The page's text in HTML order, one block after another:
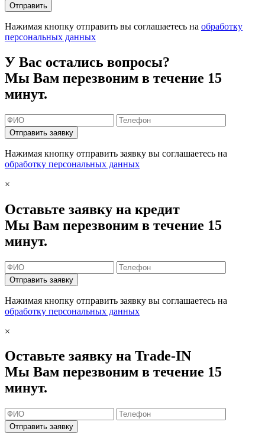
Отправить
Нажимая кнопку отправить вы соглашаетесь на обработку
персональных данных
У Вас остались вопросы?
Мы Вам перезвоним в течение 15
минут.
Отправить заявку
Нажимая кнопку отправить заявку вы соглашаетесь на
обработку персональных данных
×
Оставьте заявку на кредит
Мы Вам перезвоним в течение 15
минут.
Отправить заявку
Нажимая кнопку отправить заявку вы соглашаетесь на
обработку персональных данных
×
Оставьте заявку на Trade-IN
Мы Вам перезвоним в течение 15
минут.
Отправить заявку